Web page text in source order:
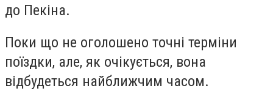
до Пекіна.
Поки що не оголошено точні терміни
поїздки, але, як очікується, вона
відбудеться найближчим часом.